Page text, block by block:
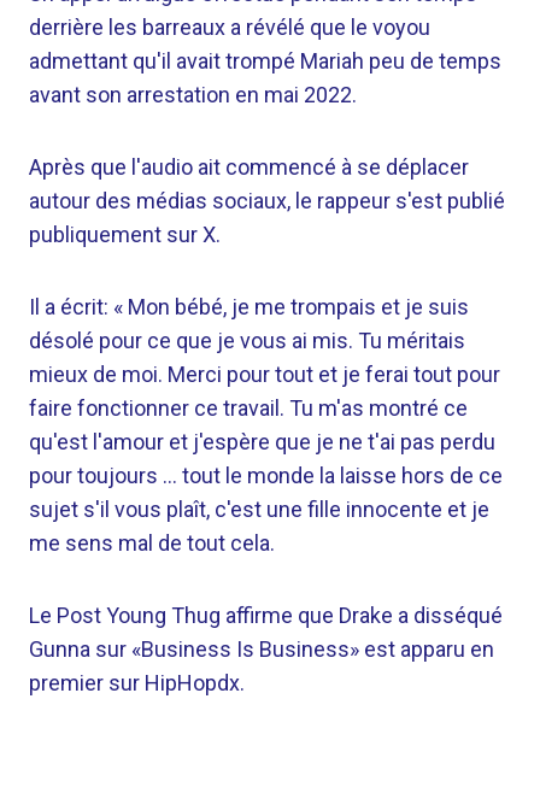
derrière les barreaux a révélé que le voyou
admettant qu'il avait trompé Mariah peu de temps
avant son arrestation en mai 2022.
Après que l'audio ait commencé à se déplacer
autour des médias sociaux, le rappeur s'est publié
publiquement sur X.
Il a écrit: « Mon bébé, je me trompais et je suis
désolé pour ce que je vous ai mis. Tu méritais
mieux de moi. Merci pour tout et je ferai tout pour
faire fonctionner ce travail. Tu m'as montré ce
qu'est l'amour et j'espère que je ne t'ai pas perdu
pour toujours … tout le monde la laisse hors de ce
sujet s'il vous plaît, c'est une fille innocente et je
me sens mal de tout cela.
Le Post Young Thug affirme que Drake a disséqué
Gunna sur «Business Is Business» est apparu en
premier sur HipHopdx.